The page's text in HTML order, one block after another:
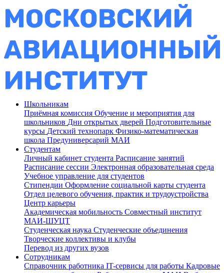
Школьникам
Приёмная комиссия Обучение и мероприятия для
школьников Дни открытых дверей Подготовительные
курсы Детский технопарк Физико-математическая
школа Предуниверсарий МАИ
Студентам
Личный кабинет студента Расписание занятий
Расписание сессии Электронная образовательная среда
Учебное управление для студентов
Стипендии Оформление социальной карты студента
Отдел целевого обучения, практик и трудоустройства
Центр карьеры
Академическая мобильность Совместный институт
МАИ-ШУЦТ
Студенческая наука Студенческие объединения
Творческие коллективы и клубы
Перевод из других вузов
Сотрудникам
Cправочник работника IT-сервисы для работы Кадровые